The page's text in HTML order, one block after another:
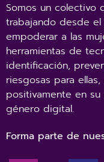
Somos un colectivo
trabajando desde
empoderar a las
herramientas de
identificación,
riesgosas para
positivamente en
género digital.
Forma parte de